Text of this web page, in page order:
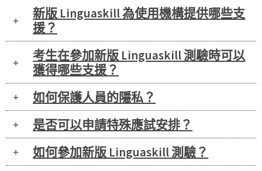
新版 Linguaskill 為使用機構提供哪些支
援？
考生在參加新版 Linguaskill 測驗時可以
獲得哪些支援？
如何保護人員的隱私？
是否可以申請特殊應試安排？
如何參加新版 Linguaskill 測驗？